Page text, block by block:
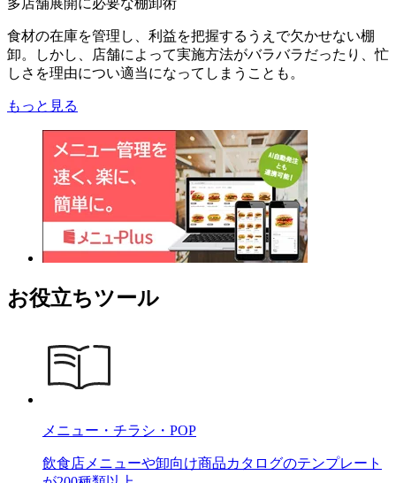
食材の在庫を管理し、利益を把握するうえで欠かせない棚
卸。しかし、店舗によって実施方法がバラバラだったり、忙
しさを理由につい適当になってしまうことも。
もっと見る
お役立ちツール
メニュー・チラシ・POP
飲食店メニューや卸向け商品カタログのテンプレート